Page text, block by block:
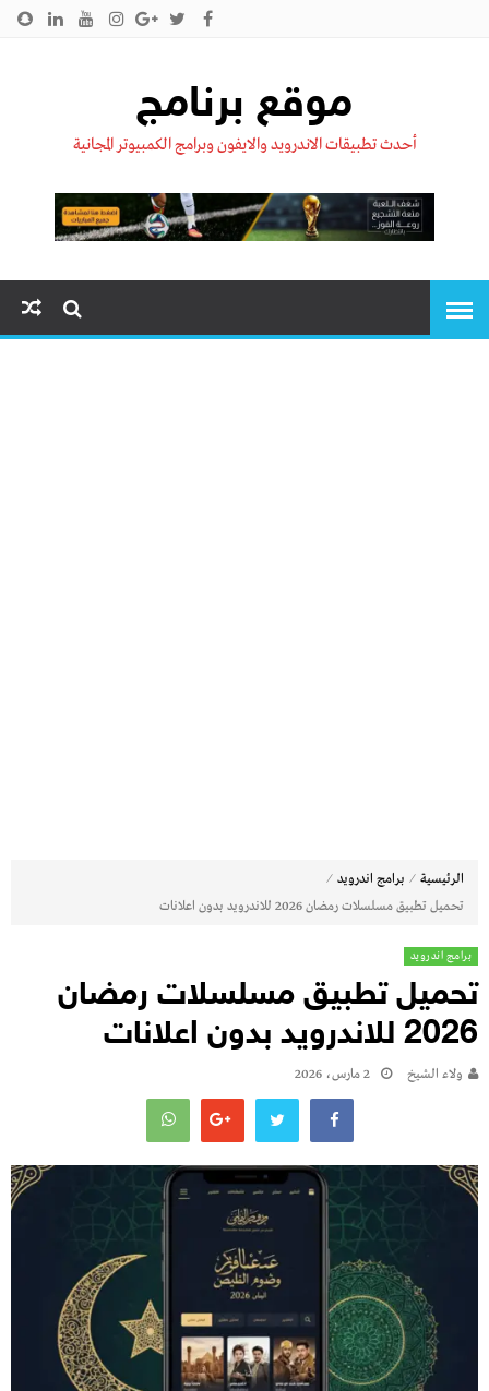
موقع برنامج
أحدث تطبيقات الاندرويد والايفون وبرامج الكمبيوتر المجانية
الرئيسية ⁄ برامج اندرويد ⁄
تحميل تطبيق مسلسلات رمضان 2026 للاندرويد بدون اعلانات
برامج اندرويد
تحميل تطبيق مسلسلات رمضان
2026 للاندرويد بدون اعلانات
ولاء الشيخ 2 مارس، 2026